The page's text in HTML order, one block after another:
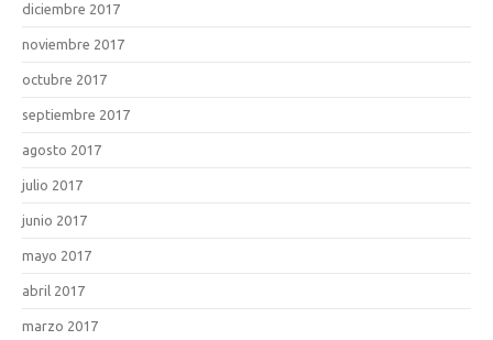
diciembre 2017
noviembre 2017
octubre 2017
septiembre 2017
agosto 2017
julio 2017
junio 2017
mayo 2017
abril 2017
marzo 2017